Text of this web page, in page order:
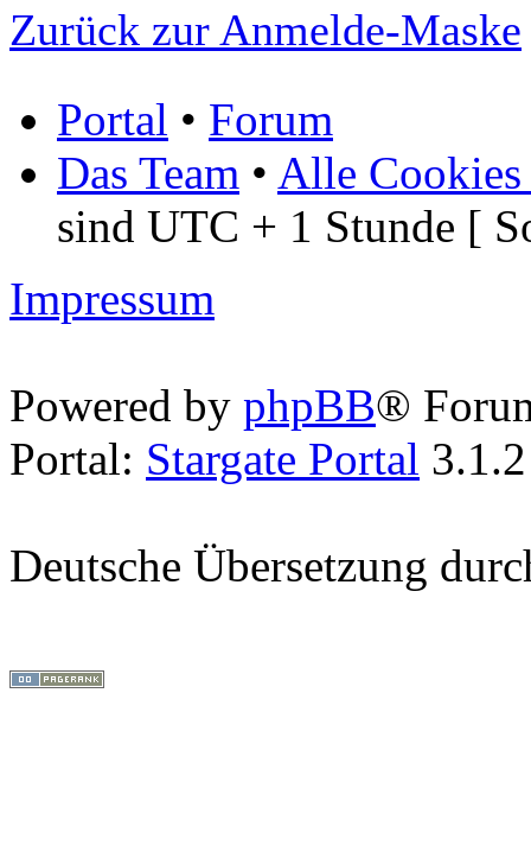
Zurück zur Anmelde-Maske
Portal • Forum
Das Team • Alle Cookies
sind UTC + 1 Stunde [
Impressum
Powered by phpBB®
Portal: Stargate Portal
Deutsche Übersetzung